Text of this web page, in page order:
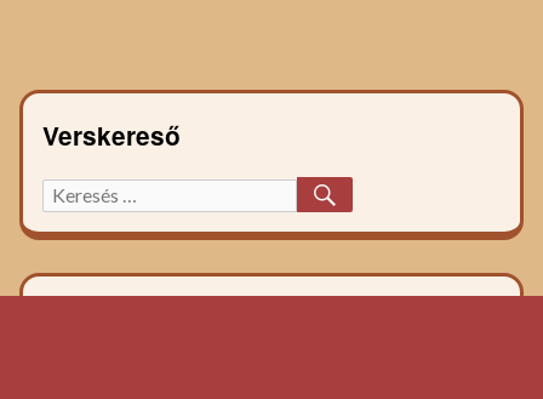
Verskereső
Keresett
főzelék